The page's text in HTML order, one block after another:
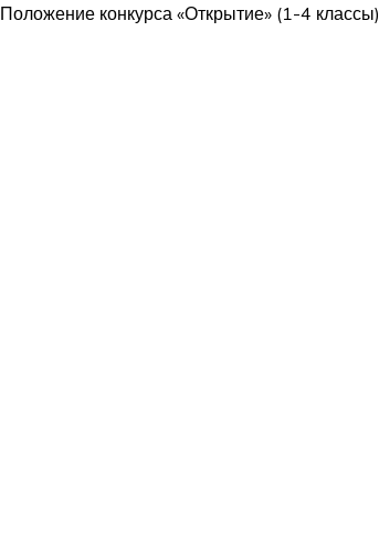
конкурса «Открытие» (1-4 классы)